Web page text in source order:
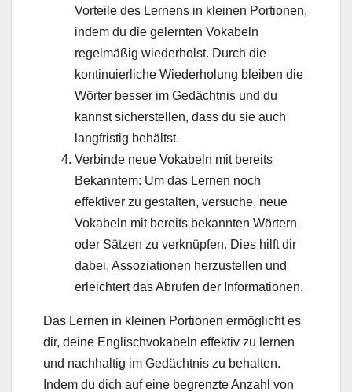
Vorteile des Lernens in kleinen Portionen,
indem du die gelernten Vokabeln
regelmäßig wiederholst. Durch die
kontinuierliche Wiederholung bleiben die
Wörter besser im Gedächtnis und du
kannst sicherstellen, dass du sie auch
langfristig behältst.
Verbinde neue Vokabeln mit bereits
Bekanntem: Um das Lernen noch
effektiver zu gestalten, versuche, neue
Vokabeln mit bereits bekannten Wörtern
oder Sätzen zu verknüpfen. Dies hilft dir
dabei, Assoziationen herzustellen und
erleichtert das Abrufen der Informationen.
Das Lernen in kleinen Portionen ermöglicht es
dir, deine Englischvokabeln effektiv zu lernen
und nachhaltig im Gedächtnis zu behalten.
Indem du dich auf eine begrenzte Anzahl von